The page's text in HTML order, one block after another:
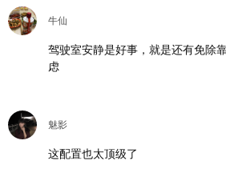
牛仙
驾驶室安静是好事，就是还有免除
虑
魅影
这配置也太顶级了